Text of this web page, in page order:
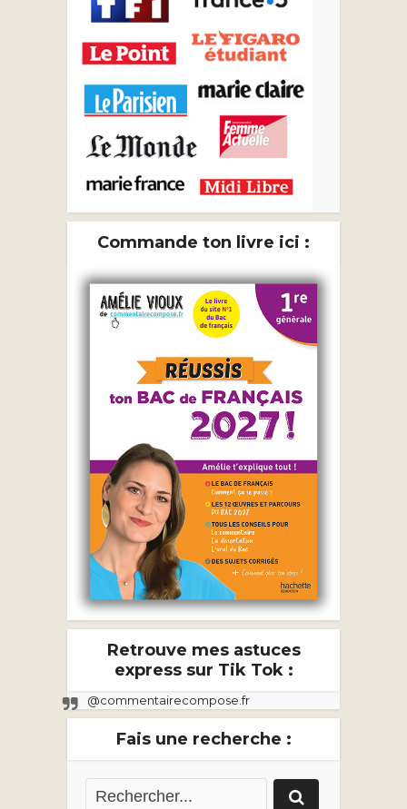
Commande ton livre ici :
Retrouve mes astuces
express sur Tik Tok :
@commentairecompose.fr
Fais une recherche :